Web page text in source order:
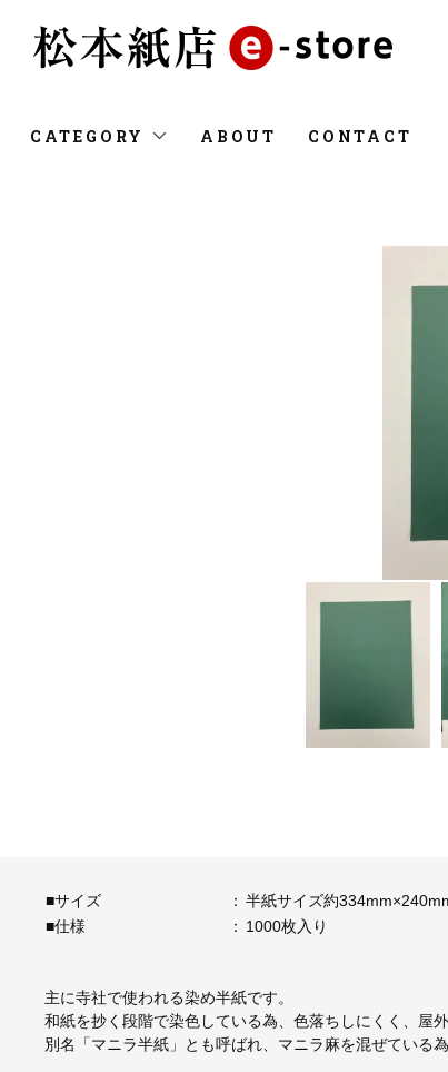
CATEGORY ABOUT CONTACT
■サイズ ： 半紙サイズ約
■仕様
： 1000枚入り
主に寺社で使われる染め半紙です。
和紙を抄く段階で染色している為、色落ちしにくく、屋
別名「マニラ半紙」とも呼ばれ、マニラ麻を混ぜている